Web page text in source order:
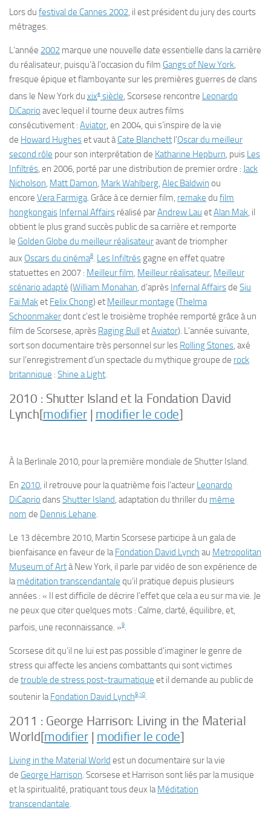
Lors du festival de Cannes 2002, il est président du jury des courts
métrages.
L’année 2002 marque une nouvelle date essentielle dans la carrière
du réalisateur, puisqu’à l’occasion du film Gangs of New York,
fresque épique et flamboyante sur les premières guerres de clans
dans le New York du xixe siècle, Scorsese rencontre Leonardo
DiCaprio avec lequel il tourne deux autres films
consécutivement : Aviator, en 2004, qui s’inspire de la vie
de Howard Hugheset vaut àCate Blanchett l’Oscar du meilleur
second rôle pour son interprétation de Katharine Hepburn, puis Les
Infiltrés, en 2006, porté par une distribution de premier ordre : Jack
Nicholson, Matt Damon, Mark Wahlberg, Alec Baldwin ou
encore Vera Farmiga. Grâce à ce dernier film, remake du film
hongkongais Infernal Affairs réalisé parAndrew Lau etAlan Mak, il
obtient le plus grand succès public de sa carrière et remporte
le Golden Globe du meilleur réalisateuravant de triompher
aux Oscars du cinéma8. Les Infiltrés gagne en effet quatre
statuettes en 2007 : Meilleur film, Meilleur réalisateur, Meilleur
scénario adapté (William Monahan, d’après Infernal Affairsde Siu
Fai Maket Felix Chong) et Meilleur montage (Thelma
Schoonmakerdont c’est le troisième trophée remporté grâce à un
film de Scorsese, après Raging Bull etAviator). L’année suivante,
sort son documentaire très personnel sur les Rolling Stones, axé
sur l’enregistrement d’un spectacle du mythique groupe de rock
britannique : Shine a Light.
2010 : Shutter Island et la Fondation David
Lynch[modifier| modifier le code]
À la Berlinale 2010, pour la première mondiale de Shutter Island.
En 2010, il retrouve pour la quatrième fois l’acteur Leonardo
DiCaprio dansShutter Island, adaptation du thriller du même
nom de Dennis Lehane.
Le 13 décembre 2010, Martin Scorsese participe à un gala de
bienfaisance en faveur de laFondation David Lynch au Metropolitan
Museum of Artà New York, il parle par vidéo de son expérience de
laméditation transcendantale qu’il pratique depuis plusieurs
années : « Il est difficile de décrire l’effet que cela a eu sur ma vie. Je
ne peux que citer quelques mots : Calme, clarté, équilibre, et,
parfois, une reconnaissance. »9.
Scorsese dit qu’il ne lui est pas possible d’imaginer le genre de
stress qui affecte les anciens combattants qui sont victimes
de trouble de stress post-traumatique et il demande au public de
soutenir laFondation David Lynch9 10.
2011 : George Harrison: Living in the Material
World[modifier| modifier le code]
Living in the Material World est un documentaire sur la vie
de George Harrison. Scorsese et Harrison sont liés par la musique
et la spiritualité, pratiquant tous deux laMéditation
transcendantale.